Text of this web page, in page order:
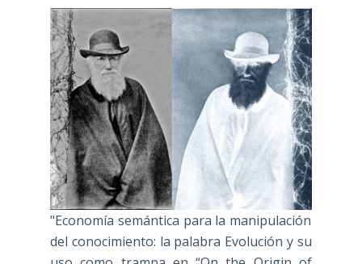
"Economía semántica para la manipulación
del conocimiento: la palabra Evolución y su